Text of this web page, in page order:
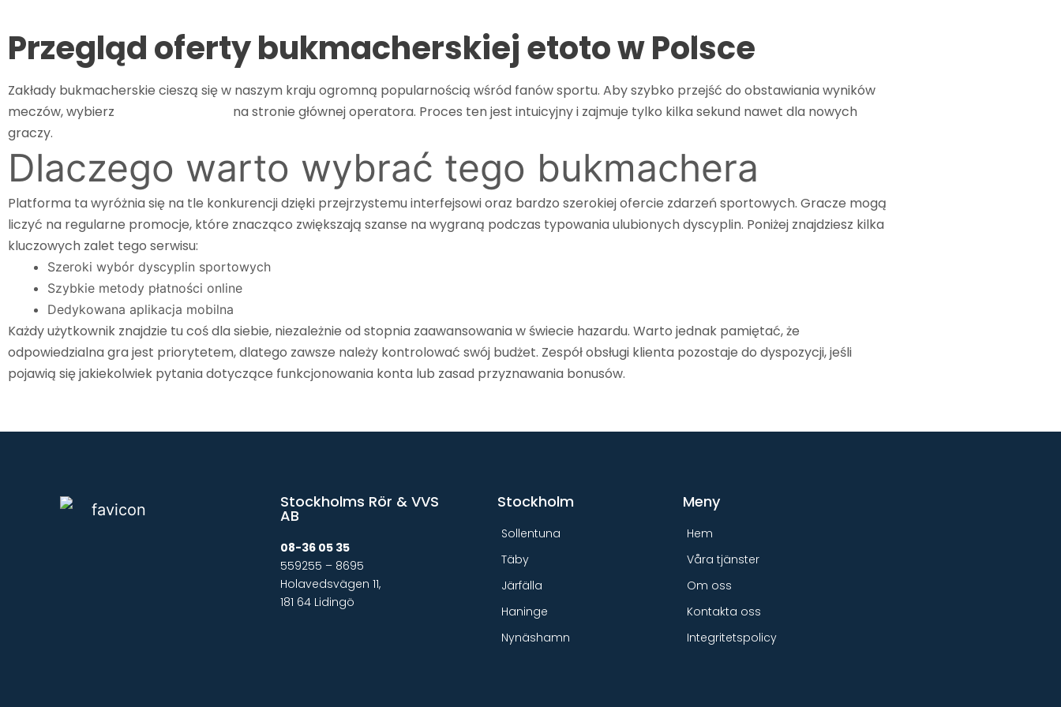
Produkter Våra tjänster Om oss
Przegląd oferty bukmacherskiej etoto w Polsce
Zakłady bukmacherskie cieszą się w naszym kraju ogromną popularnością wśród fanów sportu. Aby szybko przejść do obstawiania wyników
meczów, wybierz
na stronie głównej operatora. Proces ten jest intuicyjny i zajmuje tylko kilka sekund nawet dla nowych
graczy.
Dlaczego warto wybrać tego bukmachera
Platforma ta wyróżnia się na tle konkurencji dzięki przejrzystemu interfejsowi oraz bardzo szerokiej ofercie zdarzeń sportowych. Gracze mogą
liczyć na regularne promocje, które znacząco zwiększają szanse na wygraną podczas typowania ulubionych dyscyplin. Poniżej znajdziesz kilka
kluczowych zalet tego serwisu:
Szeroki wybór dyscyplin sportowych
Szybkie metody płatności online
Dedykowana aplikacja mobilna
Każdy użytkownik znajdzie tu coś dla siebie, niezależnie od stopnia zaawansowania w świecie hazardu. Warto jednak pamiętać, że
odpowiedzialna gra jest priorytetem, dlatego zawsze należy kontrolować swój budżet. Zespół obsługi klienta pozostaje do dyspozycji, jeśli
pojawią się jakiekolwiek pytania dotyczące funkcjonowania konta lub zasad przyznawania bonusów.
Stockholms Rör & VVS
AB
08-36 05 35
559255 – 8695
Holavedsvägen 11,
181 64 Lidingö
Stockholm
Sollentuna
Täby
Järfälla
Haninge
Nynäshamn
Meny
Hem
Våra tjänster
Om oss
Kontakta oss
Integritetspolicy